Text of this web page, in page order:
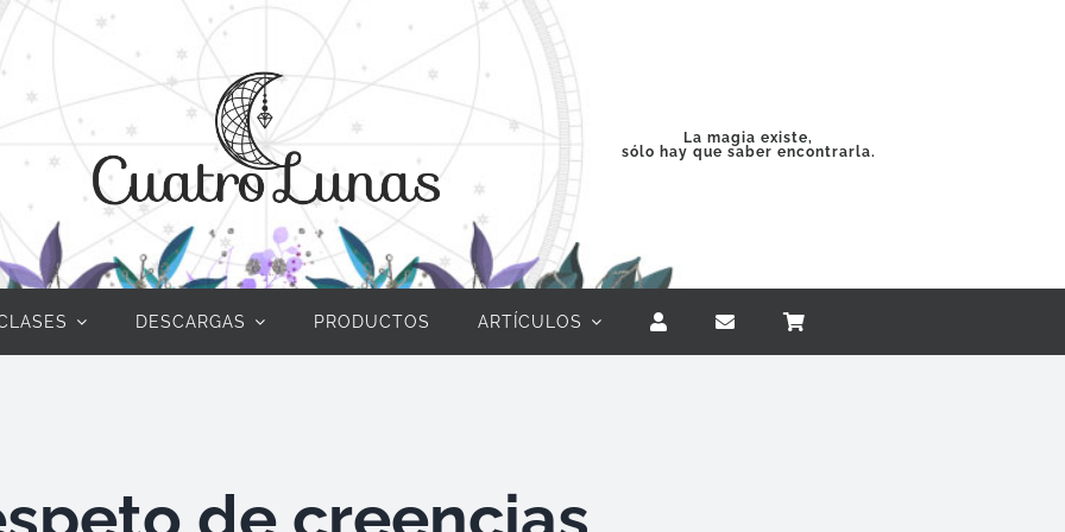
La magia existe,
sólo hay que saber encontrarla.
DESCARGAS PRODUCTOS ARTÍCULOS